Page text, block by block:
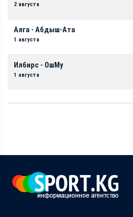
2 августа
Алга - Абдыш-Ата
1 августа
Илбирс - ОшМу
1 августа